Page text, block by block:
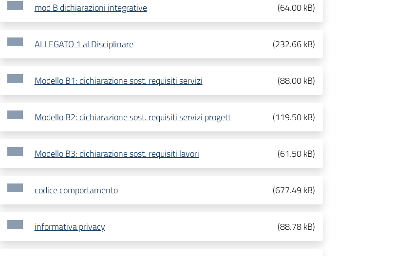
mod B dichiarazioni integrative (64.00 kB)
ALLEGATO 1 al Disciplinare (232.66 kB)
Modello B1: dichiarazione sost. requisiti servizi (88.00 kB)
Modello B2: dichiarazione sost. requisiti servizi progett (119.50 kB)
Modello B3: dichiarazione sost. requisiti lavori (61.50 kB)
codice comportamento (677.49 kB)
informativa privacy (88.78 kB)